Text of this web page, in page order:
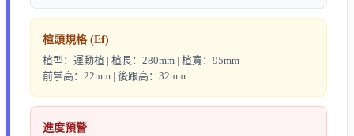
楦頭規格 (Ef)
楦型：運動楦 | 楦長：280mm | 楦寬：95mm
前掌高：22mm | 後跟高：32mm
進度預警